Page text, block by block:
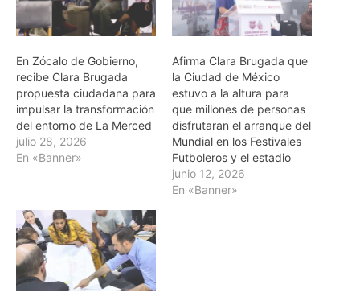
En Zócalo de Gobierno,
recibe Clara Brugada
propuesta ciudadana para
impulsar la transformación
del entorno de La Merced
julio 28, 2026
En «Banner»
Afirma Clara Brugada que
la Ciudad de México
estuvo a la altura para
que millones de personas
disfrutaran el arranque del
Mundial en los Festivales
Futboleros y el estadio
junio 12, 2026
En «Banner»